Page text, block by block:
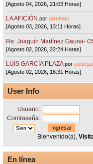
[Agosto 04, 2026, 21:03 Horas]
LA AFICIÓN porarrebato
[Agosto 03, 2026, 13:11 Horas]
Re: Joaquín Martínez Gauna-
[Agosto 02, 2026, 22:24 Horas]
LUIS GARCÍA PLAZA por
[Agosto 02, 2026, 16:31 Horas]
User Info
Usuario:
Contraseña:
Bienvenido(a),
En línea